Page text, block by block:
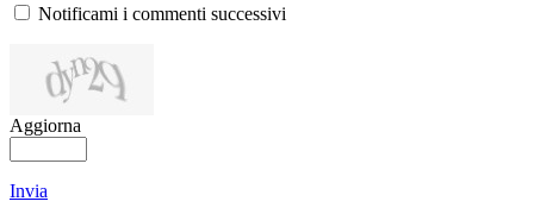
Notificami i commenti successivi
Aggiorna
Invia